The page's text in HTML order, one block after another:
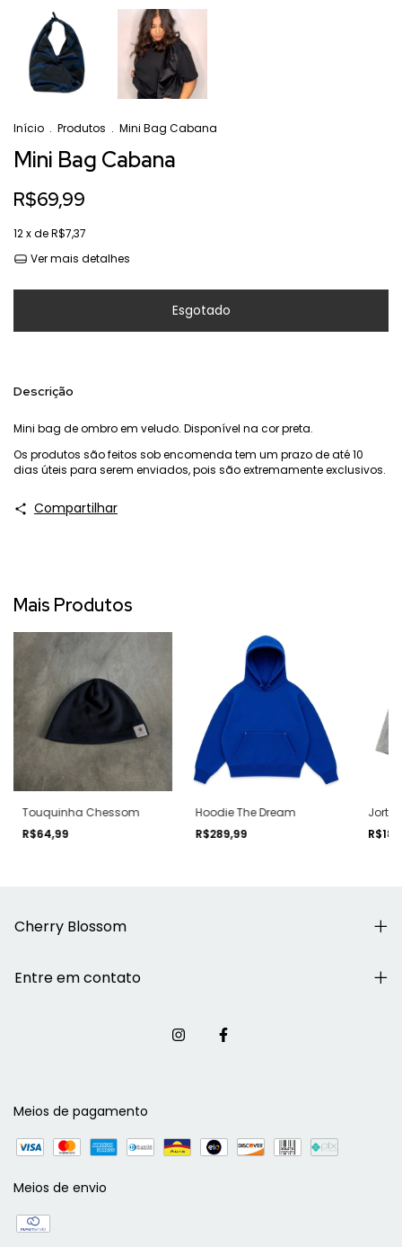
Início . Produtos . Mini Bag Cabana
Mini Bag Cabana
R$69,99
12x deR$7,37
Ver mais detalhes
Descrição
Mini bag de ombro em veludo. Disponível na cor preta.
Os produtos são feitos sob encomenda tem um prazo de até 10
dias úteis para serem enviados, pois são extremamente exclusivos.
Compartilhar
Mais Produtos
Touquinha Chessom
R$64,99
Hoodie The Dream
R$289,99
Jorts
Cherry Blossom
Entre em contato
Meios de pagamento
Meios de envio